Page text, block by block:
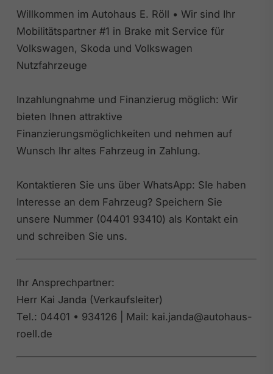
Willkommen im Autohaus E. Röll • Wir sind Ihr
Mobilitätspartner #1 in Brake mit Service für
Volkswagen, Skoda und Volkswagen
Nutzfahrzeuge
Inzahlungnahme und Finanzierug möglich: Wir
bieten Ihnen attraktive
Finanzierungsmöglichkeiten und nehmen auf
Wunsch Ihr altes Fahrzeug in Zahlung.
Kontaktieren Sie uns über WhatsApp: SIe haben
Interesse an dem Fahrzeug? Speichern Sie
unsere Nummer (04401 93410) als Kontakt ein
und schreiben Sie uns.
Ihr Ansprechpartner:
Herr Kai Janda (Verkaufsleiter)
Tel.: 04401 • 934126 | Mail: kai.janda@autohaus-
roell.de